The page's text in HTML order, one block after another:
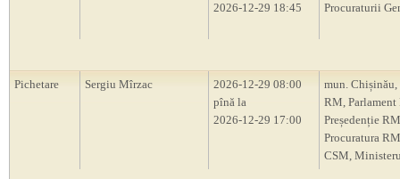
2026-12-29 18:45
Procuraturii
Pichetare Sergiu Mîrzac
2026-12-29 08:00
pînă la
2026-12-29 17:00
mun. Chișinău,
RM, Parlament
Președenție
Procuratura
CSM,